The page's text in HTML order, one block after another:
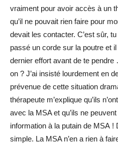
vraiment pour avoir accès à un
qu’il ne pouvait rien faire pour
devait les contacter. C’est sûr,
passé un corde sur la poutre et
dernier effort avant de te
on ? J’ai insisté lourdement en
prévenue de cette situation
thérapeute m’explique qu’ils
avec la MSA et qu’ils ne
information à la putain de MSA
simple. La MSA n’en a rien à